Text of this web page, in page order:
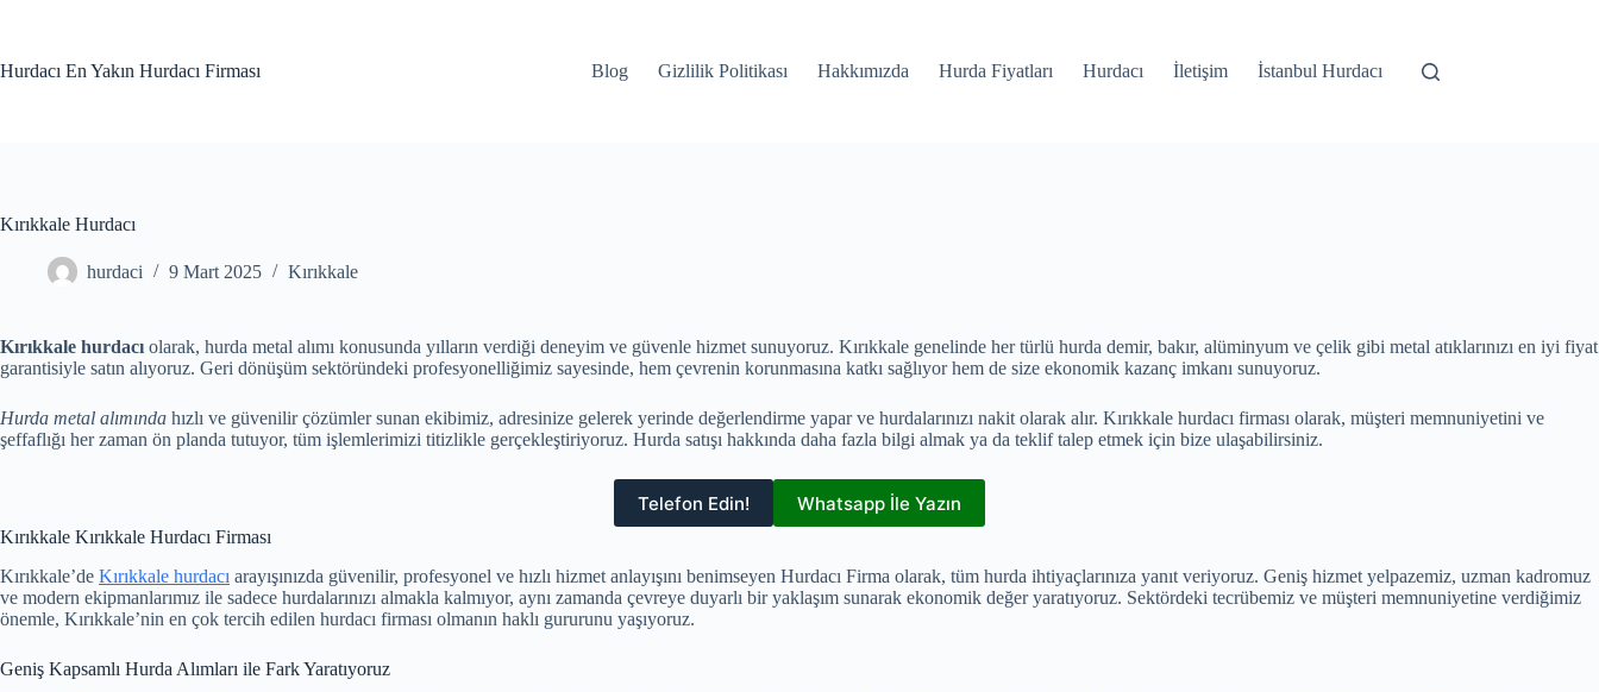
Hurdacı En Yakın Hurdacı Firması
Blog Gizlilik Politikası Hakkımızda Hurda Fiyatları Hurdacı İletişim İstanbul Hurdacı
Kırıkkale Hurdacı
hurdaci 9 Mart 2025 Kırıkkale
Kırıkkale hurdacı olarak, hurda metal alımı konusunda yılların verdiği deneyim ve güvenle hizmet sunuyoruz. Kırıkkale genelinde her türlü hurda demir, bakır, alüminyum ve çelik gibi metal atıklarınızı en iyi fiyat
garantisiyle satın alıyoruz. Geri dönüşüm sektöründeki profesyonelliğimiz sayesinde, hem çevrenin korunmasına katkı sağlıyor hem de size ekonomik kazanç imkanı sunuyoruz.
Hurda metal alımında hızlı ve güvenilir çözümler sunan ekibimiz, adresinize gelerek yerinde değerlendirme yapar ve hurdalarınızı nakit olarak alır. Kırıkkale hurdacı firması olarak, müşteri memnuniyetini ve
şeffaflığı her zaman ön planda tutuyor, tüm işlemlerimizi titizlikle gerçekleştiriyoruz. Hurda satışı hakkında daha fazla bilgi almak ya da teklif talep etmek için bize ulaşabilirsiniz.
Telefon Edin! Whatsapp İle Yazın
Kırıkkale Kırıkkale Hurdacı Firması
Kırıkkale’de Kırıkkale hurdacı arayışınızda güvenilir, profesyonel ve hızlı hizmet anlayışını benimseyen Hurdacı Firma olarak, tüm hurda ihtiyaçlarınıza yanıt veriyoruz. Geniş hizmet yelpazemiz, uzman kadromuz
ve modern ekipmanlarımız ile sadece hurdalarınızı almakla kalmıyor, aynı zamanda çevreye duyarlı bir yaklaşım sunarak ekonomik değer yaratıyoruz. Sektördeki tecrübemiz ve müşteri memnuniyetine verdiğimiz
önemle, Kırıkkale’nin en çok tercih edilen hurdacı firması olmanın haklı gururunu yaşıyoruz.
Geniş Kapsamlı Hurda Alımları ile Fark Yaratıyoruz